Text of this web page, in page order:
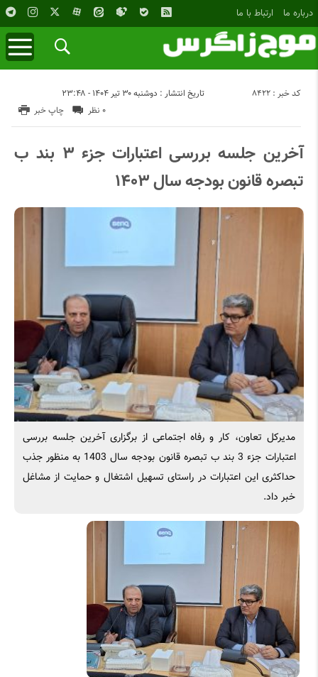
درباره ما ارتباط با ما
تاریخ انتشار : دوشنبه ۳۰ تیر ۱۴۰۴ - ۲۳:۴۸ کد خبر : 8422
چاپ خبر ۰ نظر
آخرین جلسه بررسی اعتبارات جزء ۳ بند ب
تبصره قانون بودجه سال ۱۴۰۳
مدیرکل تعاون، کار و رفاه اجتماعی از برگزاری آخرین جلسه بررسی
اعتبارات جزء 3 بند ب تبصره قانون بودجه سال 1403 به منظور جذب
حداکثری این اعتبارات در راستای تسهیل اشتغال و حمایت از مشاغل
خبر داد.